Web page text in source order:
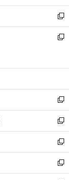
開
く
ウ
で
開
く
ン
ド
ウ
で
ウ
ィ
ン
ド
開
新
し
い
ン
ウ
で
開
く
新
ウ
ン
ド
ウ
で
開
く
新
し
い
ウ
ィ
ン
ド
ウ
新
し
い
ウ
ィ
ン
新
し
い
ウ
新
し